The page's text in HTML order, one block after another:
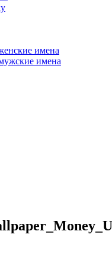
имена
имена